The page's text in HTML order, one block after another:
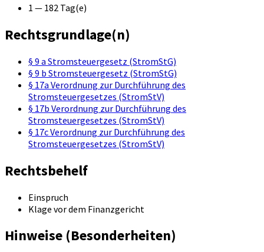
1 — 182 Tag(e)
Rechtsgrundlage(n)
§ 9 a Stromsteuergesetz (StromStG)
§ 9 b Stromsteuergesetz (StromStG)
§ 17a Verordnung zur Durchführung des
Stromsteuergesetzes (StromStV)
§ 17b Verordnung zur Durchführung des
Stromsteuergesetzes (StromStV)
§ 17c Verordnung zur Durchführung des
Stromsteuergesetzes (StromStV)
Rechtsbehelf
Einspruch
Klage vor dem Finanzgericht
Hinweise (Besonderheiten)